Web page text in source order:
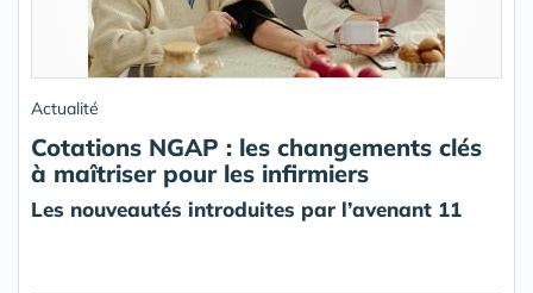
Actualité
Cotations NGAP : les changements clés
à maîtriser pour les infirmiers
Les nouveautés introduites par l’avenant 11